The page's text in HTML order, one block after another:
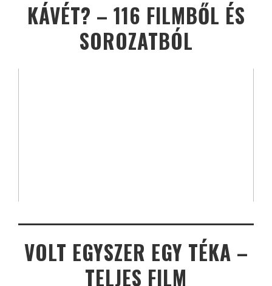
KÁVÉT? – 116 FILMBŐL ÉS
SOROZATBÓL
VOLT EGYSZER EGY TÉKA –
TELJES FILM